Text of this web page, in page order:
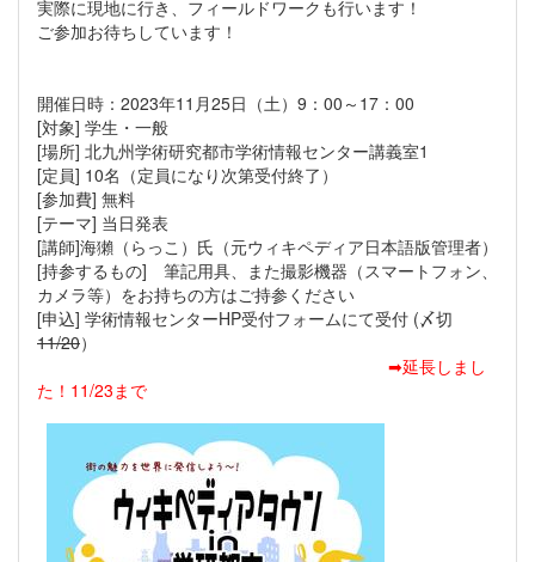
実際に現地に行き、フィールドワークも行います！
ご参加お待ちしています！
開催日時：2023年11月25日（土）9：00～17：00
[対象] 学生・一般
[場所] 北九州学術研究都市学術情報センター講義室1
[定員] 10名（定員になり次第受付終了）
[参加費] 無料
[テーマ] 当日発表
[講師]海獺（らっこ）氏（元ウィキペディア日本語版管理者）
[持参するもの] 筆記用具、また撮影機器（スマートフォン、
カメラ等）をお持ちの方はご持参ください
[申込] 学術情報センターHP受付フォームにて受付 (〆切
11/20）
➡延長しまし
た！11/23まで